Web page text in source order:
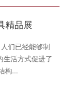
精品展
们已经能够制
生活方式促进了
构...